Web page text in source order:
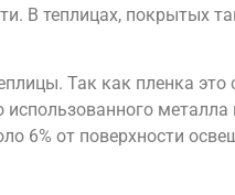
В теплицах, покрытых
Так как пленка это
6% от поверхности